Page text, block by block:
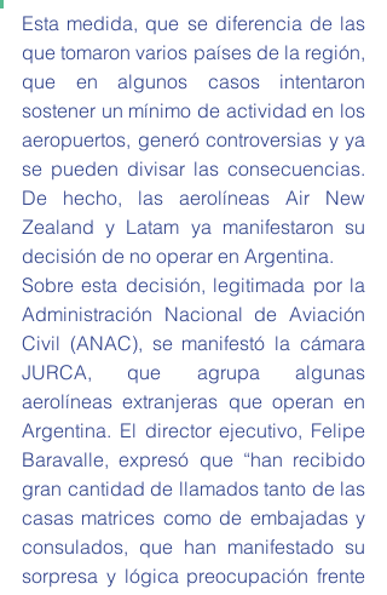
Esta medida, que se diferencia de las
que tomaron varios países de la región,
que en algunos casos intentaron
sostener un mínimo de actividad en los
aeropuertos, generó controversias y ya
se pueden divisar las consecuencias.
De hecho, las aerolíneas Air New
Zealand y Latam ya manifestaron su
decisión de no operar en Argentina.
Sobre esta decisión, legitimada por la
Administración Nacional de Aviación
Civil (ANAC), se manifestó la cámara
JURCA, que agrupa algunas
aerolíneas extranjeras que operan en
Argentina. El director ejecutivo, Felipe
Baravalle, expresó que “han recibido
gran cantidad de llamados tanto de las
casas matrices como de embajadas y
consulados, que han manifestado su
sorpresa y lógica preocupación frente